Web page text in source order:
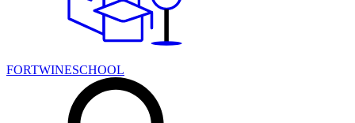
FORTWINESCHOOL